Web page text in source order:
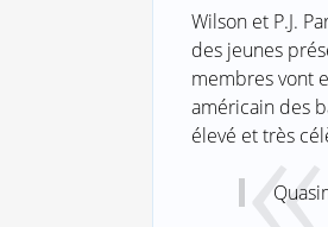
Wilson et P.J.
des jeunes
membres vont
américain des
élevé et très